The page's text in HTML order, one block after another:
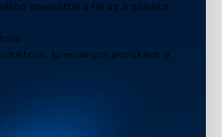
newslettera teraz a získajte:
špeciálnych ponukách a